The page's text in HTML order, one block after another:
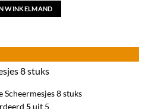
prijs
was:
prijs
is:
WINKELMAND
8 stuks
5uit 5